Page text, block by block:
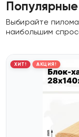
Выбирайте
наибольшим
ХИТ! АКЦИЯ!